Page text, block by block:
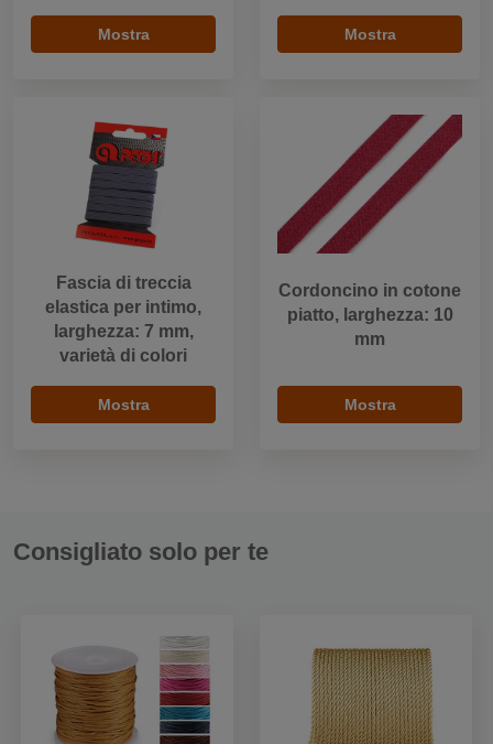
Mostra Mostra
Fascia di treccia
elastica per intimo,
larghezza: 7 mm,
varietà di colori
Mostra
Cordoncino in cotone
piatto, larghezza: 10
mm
Mostra
Consigliato solo per te